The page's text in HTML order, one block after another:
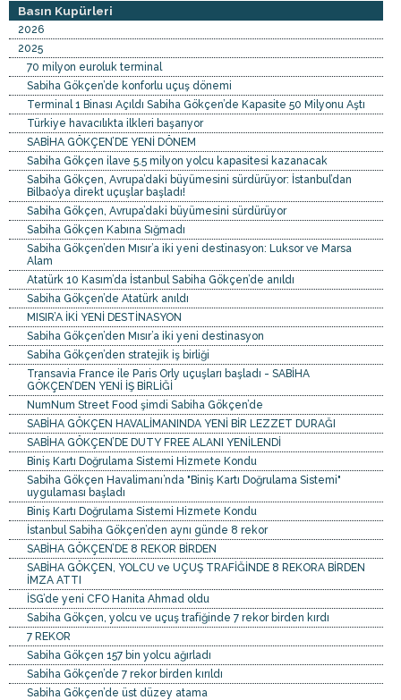
Basın Kupürleri
2026
2025
70 milyon euroluk terminal
Sabiha Gökçen’de konforlu uçuş dönemi
Terminal 1 Binası Açıldı Sabiha Gökçen’de Kapasite 50 Milyonu Aştı
Türkiye havacılıkta ilkleri başarıyor
SABİHA GÖKÇEN’DE YENİ DÖNEM
Sabiha Gökçen ilave 5.5 milyon yolcu kapasitesi kazanacak
Sabiha Gökçen, Avrupa’daki büyümesini sürdürüyor: İstanbul’dan
Bilbao’ya direkt uçuşlar başladı!
Sabiha Gökçen, Avrupa’daki büyümesini sürdürüyor
Sabiha Gökçen Kabına Sığmadı
Sabiha Gökçen’den Mısır’a iki yeni destinasyon: Luksor ve Marsa
Alam
Atatürk 10 Kasım’da İstanbul Sabiha Gökçen’de anıldı
Sabiha Gökçen’de Atatürk anıldı
MISIR’A İKİ YENİ DESTİNASYON
Sabiha Gökçen’den Mısır’a iki yeni destinasyon
Sabiha Gökçen’den stratejik iş birliği
Transavia France ile Paris Orly uçuşları başladı - SABİHA
GÖKÇEN’DEN YENİ İŞ BİRLİĞİ
NumNum Street Food şimdi Sabiha Gökçen’de
SABİHA GÖKÇEN HAVALİMANINDA YENİ BİR LEZZET DURAĞI
SABİHA GÖKÇEN’DE DUTY FREE ALANI YENİLENDİ
Biniş Kartı Doğrulama Sistemi Hizmete Kondu
Sabiha Gökçen Havalimanı’nda "Biniş Kartı Doğrulama Sistemi"
uygulaması başladı
Biniş Kartı Doğrulama Sistemi Hizmete Kondu
İstanbul Sabiha Gökçen’den aynı günde 8 rekor
SABİHA GÖKÇEN’DE 8 REKOR BİRDEN
SABİHA GÖKÇEN, YOLCU ve UÇUŞ TRAFİĞİNDE 8 REKORA BİRDEN
İMZA ATTI
İSG’de yeni CFO Hanita Ahmad oldu
Sabiha Gökçen, yolcu ve uçuş trafiğinde 7 rekor birden kırdı
7 REKOR
Sabiha Gökçen 157 bin yolcu ağırladı
Sabiha Gökçen’de 7 rekor birden kırıldı
Sabiha Gökçen’de üst düzey atama